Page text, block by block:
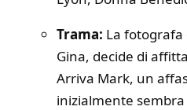
Trama: La
Gina, decide di
Arriva Mark, un
inizialmente